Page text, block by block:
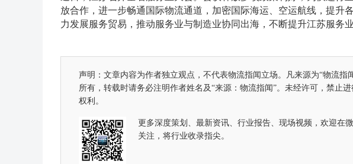
放合作，进一步畅通国际物流通道，加密国际海运、空运航线，提升
力发展服务贸易，推动服务业与制造业协同出海，不断提升江苏服务业
声明：文章内容为作者独立观点，不代表物流指闻立场。凡来源为“物流指
所有，转载时请务必注明作者姓名及“来源：物流指闻”。未经许可，禁止
权利。
更多深度策划、最新资讯、行业报告、现场视频，欢迎在
关注，将行业收录指尖。